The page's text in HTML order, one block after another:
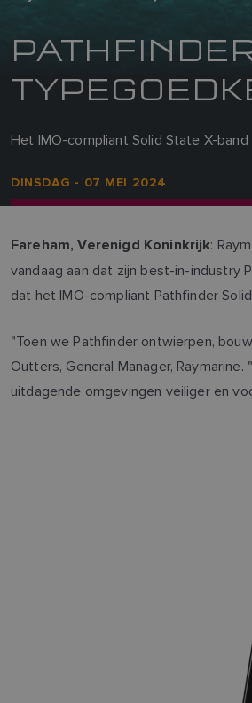
Het IMO-compliant Solid State X-
DINSDAG - 07 MEI 2024
Fareham, Verenigd Koninkrijk:
vandaag aan dat zijn best-in-industry
dat het IMO-compliant Pathfinder
"Toen we Pathfinder ontwierpen,
Outters, General Manager,
uitdagende omgevingen veiliger en